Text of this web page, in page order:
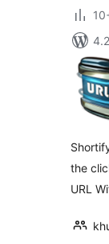
the
URL